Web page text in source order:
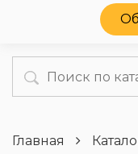
Главная